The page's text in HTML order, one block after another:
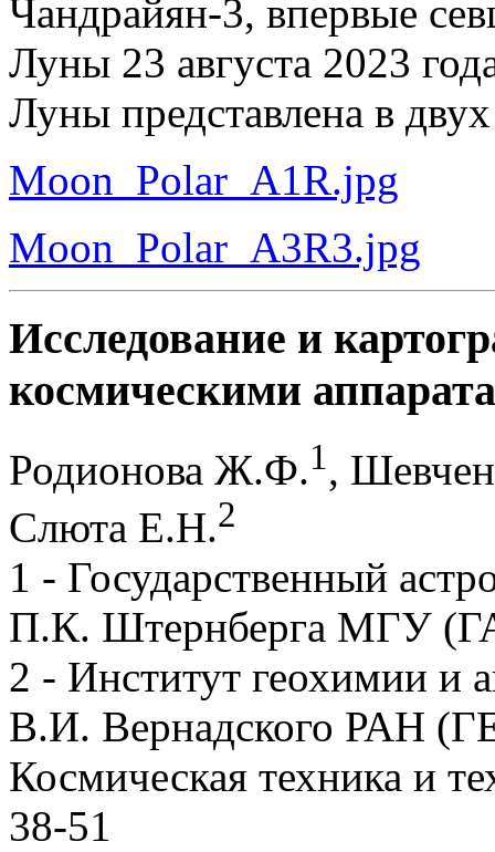
Чандрайян-3, впервые
Луны 23 августа 2023
Луны представлена в
Moon_Polar_А1R.jpg
Moon_Polar_А3R3.jpg
Исследование и
космическими
Родионова Ж.Ф.1,
Слюта Е.Н.2
1 - Государственный
П.К. Штернберга МГУ
2 - Институт геохимии и
В.И. Вернадского РАН
Космическая техника и
38-51